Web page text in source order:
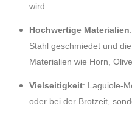
wird.
Hochwertige Materialien
Stahl geschmiedet und
Materialien wie Horn,
Vielseitigkeit: Laguiole-
oder bei der Brotzeit,